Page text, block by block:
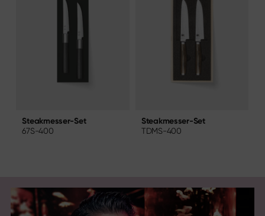
Steakmesser-Set
67S-400
Steakmesser-Set
TDMS-400